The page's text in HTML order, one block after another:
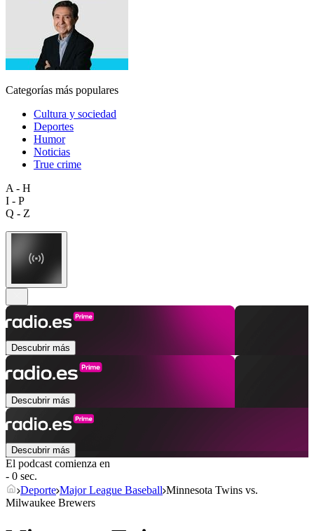
Categorías más populares
Cultura y sociedad
Deportes
Humor
Noticias
True crime
A - H
I - P
Q - Z
Descubrir más
Descubrir más
Descubrir más
El podcast comienza en
- 0 sec.
Deporte Major League Baseball Minnesota Twins vs.
Milwaukee Brewers